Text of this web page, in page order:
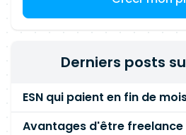
Derniers posts
Avantages d'être freelance